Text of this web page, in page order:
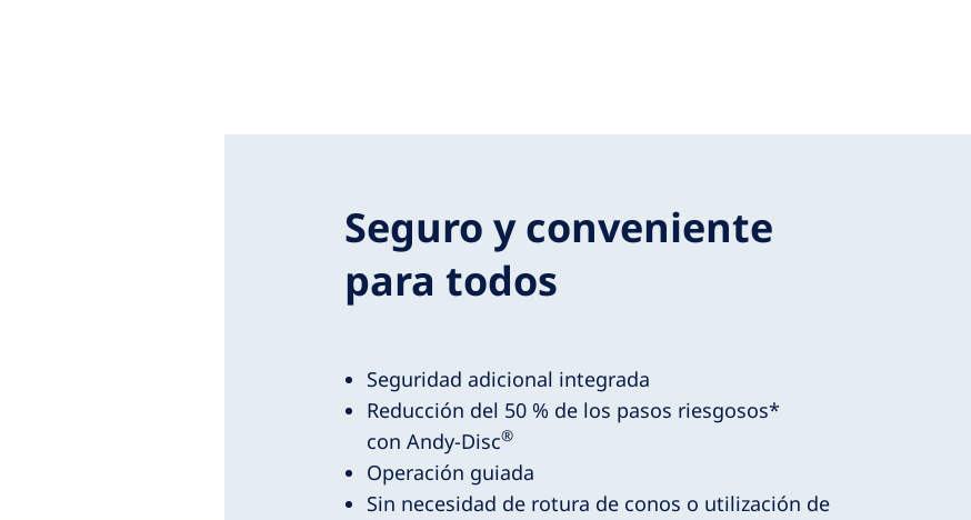
Seguro y conveniente
para todos
Seguridad adicional integrada
Reducción del 50 % de los pasos riesgosos*
con Andy-Disc®
Operación guiada
Sin necesidad de rotura de conos o utilización de